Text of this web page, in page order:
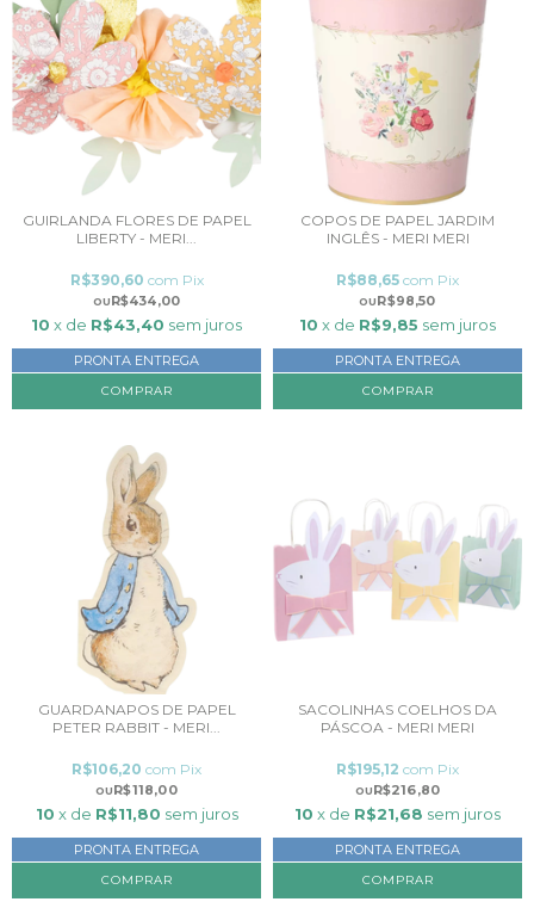
GUIRLANDA FLORES DE PAPEL
LIBERTY - MERI...
R$434,00
R$390,60 com Pix
10 x de R$43,40 sem juros
PRONTA ENTREGA
COPOS DE PAPEL JARDIM
INGLÊS - MERI MERI
R$98,50
R$88,65 com Pix
10 x de R$9,85 sem juros
PRONTA ENTREGA
GUARDANAPOS DE PAPEL
PETER RABBIT - MERI...
R$118,00
R$106,20 com Pix
10 x de R$11,80 sem juros
PRONTA ENTREGA
SACOLINHAS COELHOS DA
PÁSCOA - MERI MERI
R$216,80
R$195,12 com Pix
10 x de R$21,68 sem juros
PRONTA ENTREGA